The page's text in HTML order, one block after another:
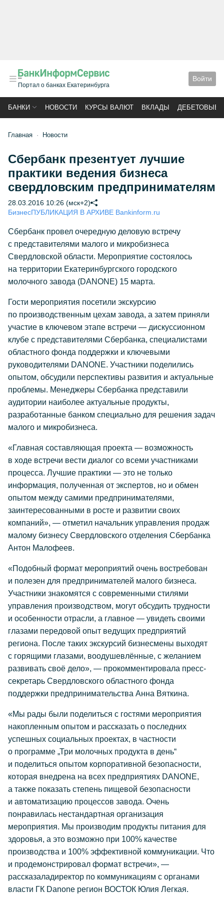
Портал о банках Екатеринбурга
Войти
БАНКИ НОВОСТИ КУРСЫ ВАЛЮТ ВКЛАДЫ ДЕБЕТОВЫЕ
Главная Новости
Сбербанк презентует лучшие
практики ведения бизнеса
свердловским предпринимателям
28.03.2016 10:26 (мск+2)
БизнесПУБЛИКАЦИЯ В АРХИВЕ Bankinform.ru
Сбербанк провел очередную деловую встречу
с представителями малого и микробизнеса
Свердловской области. Мероприятие состоялось
на территории Екатеринбургского городского
молочного завода (DANONE) 15 марта.
Гости мероприятия посетили экскурсию
по производственным цехам завода, а затем приняли
участие в ключевом этапе встречи — дискуссионном
клубе с представителями Сбербанка, специалистами
областного фонда поддержки и ключевыми
руководителями DANONE. Участники поделились
опытом, обсудили перспективы развития и актуальные
проблемы. Менеджеры Сбербанка представили
аудитории наиболее актуальные продукты,
разработанные банком специально для решения задач
малого и микробизнеса.
«Главная составляющая проекта — возможность
в ходе встречи вести диалог со всеми участниками
процесса. Лучшие практики — это не только
информация, полученная от экспертов, но и обмен
опытом между самими предпринимателями,
заинтересованными в росте и развитии своих
компаний», — отметил начальник управления продаж
малому бизнесу Свердловского отделения Сбербанка
Антон Малофеев.
«Подобный формат мероприятий очень востребован
и полезен для предпринимателей малого бизнеса.
Участники знакомятся с современными стилями
управления производством, могут обсудить трудности
и особенности отрасли, а главное — увидеть своими
глазами передовой опыт ведущих предприятий
региона. После таких экскурсий бизнесмены выходят
с горящими глазами, воодушевлённые, с желанием
развивать своё дело», — прокомментировала пресс-
секретарь Свердловского областного фонда
поддержки предпринимательства Анна Вяткина.
«Мы рады были поделиться с гостями мероприятия
накопленным опытом и рассказать о последних
успешных социальных проектах, в частности
о программе „Три молочных продукта в день“
и поделиться опытом корпоративной безопасности,
которая внедрена на всех предприятиях DANONE,
а также показать степень пищевой безопасности
и автоматизацию процессов завода. Очень
понравилась нестандартная организация
мероприятия. Мы производим продукты питания для
здоровья, а это возможно при 100% качестве
производства и 100% эффективной коммуникации. Что
и продемонстрировал формат встречи», —
рассказаладиректор по коммуникациям с органами
власти ГК Danone регион ВОСТОК Юлия Легкая.